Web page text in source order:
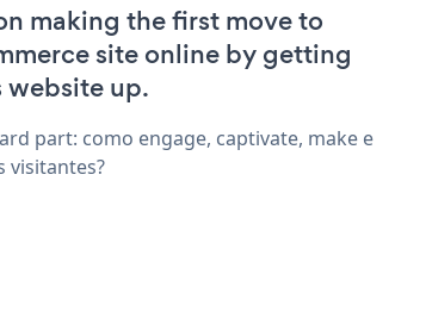
making the first move to
site online by getting
website up.
part: como engage, captivate, make e
visitantes?